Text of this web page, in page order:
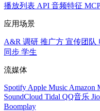
播放列表 API 音频特征
应用场景
A&R 调研 推广方 宣传团队
同步 学生
流媒体
Spotify Apple Music Amazon
SoundCloud Tidal QQ音乐
Boomplay